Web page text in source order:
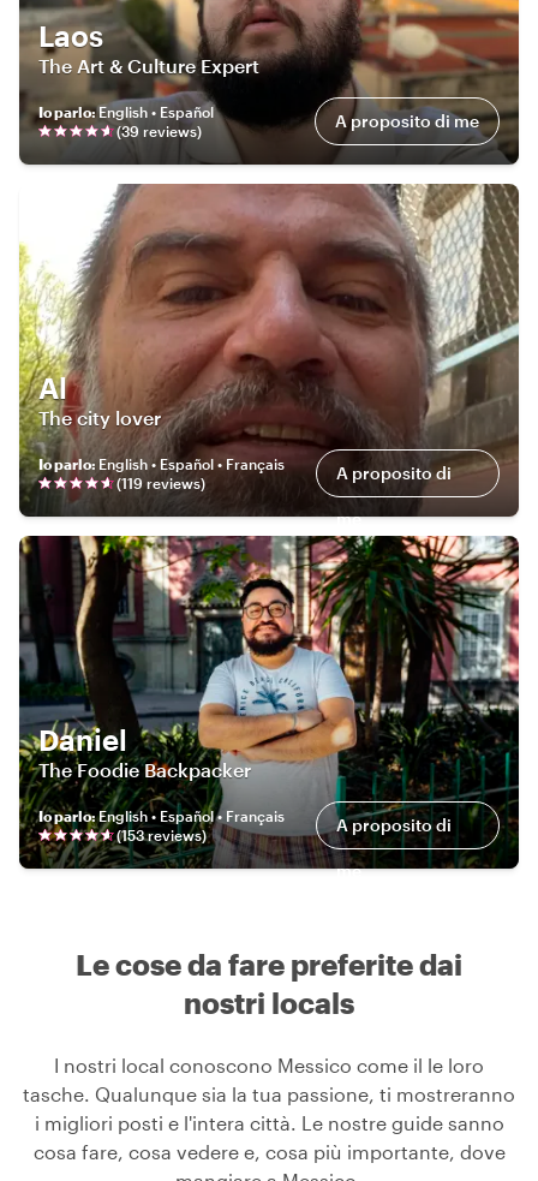
Laos
The Art & Culture Expert
Io parlo:English • Español
(39 reviews) A proposito di me
Al
The city lover
Io parlo: English • Español • Français
(119 reviews) A proposito di
me
Daniel
The Foodie Backpacker
Io parlo:English • Español • Français
(153reviews) A proposito di
me
Le cose da fare preferite dai
nostri locals
I nostri local conoscono Messico come il le loro
tasche. Qualunque sia la tua passione, ti mostreranno
i migliori posti e l'intera città. Le nostre guide sanno
cosa fare, cosa vedere e, cosa più importante, dove